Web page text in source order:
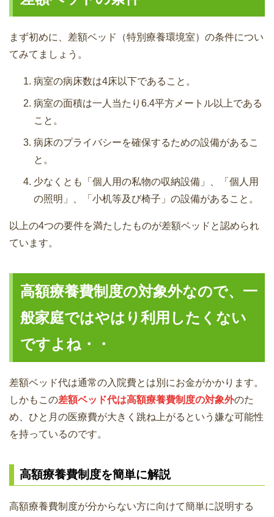
まず初めに、差額ベッド（特別療養環境室）の条件につい
てみてましょう。
病室の病床数は4床以下であること。
病室の面積は一人当たり6.4平方メートル以上である
こと。
病床のプライバシーを確保するための設備があるこ
と。
少なくとも「個人用の私物の収納設備」、「個人用
の照明」、「小机等及び椅子」の設備があること。
以上の4つの要件を満たしたものが差額ベッドと認められ
ています。
高額療養費制度の対象外なので、一
般家庭ではやはり利用したくない
ですよね・・
差額ベッド代は通常の入院費とは別にお金がかかります。
しかもこの差額ベッド代は高額療養費制度の対象外のた
め、ひと月の医療費が大きく跳ね上がるという嫌な可能性
を持っているのです。
高額療養費制度を簡単に解説
高額療養費制度が分からない方に向けて簡単に説明する